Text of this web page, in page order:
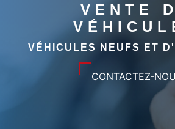
VENTE
VÉHICULES NEUFS ET
CONTACTEZ-